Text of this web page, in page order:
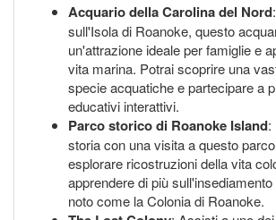
Acquario della Carolina del Nord
sull'Isola di Roanoke, questo
un'attrazione ideale per famiglie e
vita marina. Potrai scoprire una
specie acquatiche e partecipare a
educativi interattivi.
Parco storico di Roanoke Island:
storia con una visita a questo
esplorare ricostruzioni della vita
apprendere di più
noto come la Colonia di Roanoke.